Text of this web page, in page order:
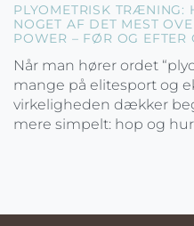
PLYOMETRISK
NOGET AF DET MEST
POWER – FØR OG EFTER
Når man hører ordet
mange på elitesport og
virkeligheden dækker
mere simpelt: hop og